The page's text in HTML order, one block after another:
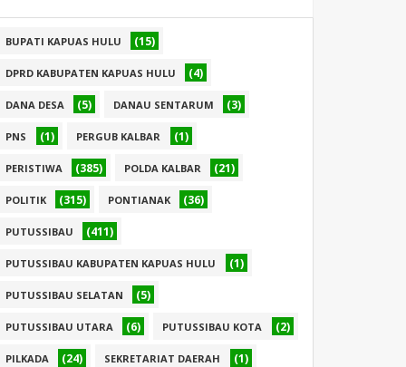
BUPATI KAPUAS HULU (15)
DPRD KABUPATEN KAPUAS HULU (4)
DANA DESA (5) DANAU SENTARUM (3)
PNS (1) PERGUB KALBAR (1)
PERISTIWA (385) POLDA KALBAR (21)
POLITIK (315) PONTIANAK (36)
PUTUSSIBAU (411)
PUTUSSIBAU KABUPATEN KAPUAS HULU (1)
PUTUSSIBAU SELATAN (5)
PUTUSSIBAU UTARA (6) PUTUSSIBAU KOTA (2)
PILKADA (24) SEKRETARIAT DAERAH (1)